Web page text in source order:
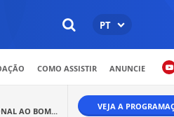
PT
COMO ASSISTIR ANUNCIE
AO BOM... VEJA A